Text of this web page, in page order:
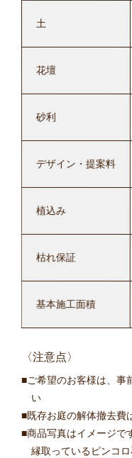
土
花壇
砂利
デザイン・提案料
植込み
枯れ保証
基本施工面積
〈注意点〉
ご希望のお客様は、事
い
既存お庭の解体撤去費
商品写真はイメージで
縁取っているピンコ